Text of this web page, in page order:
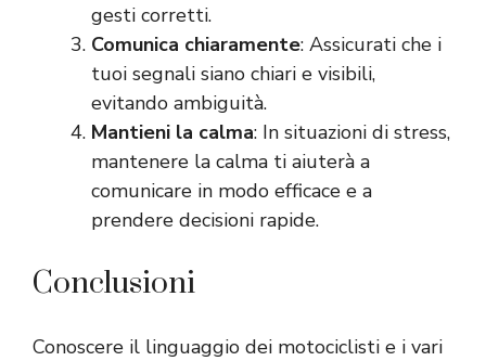
gesti corretti.
Comunica chiaramente: Assicurati che i
tuoi segnali siano chiari e visibili,
evitando ambiguità.
Mantieni la calma: In situazioni di stress,
mantenere la calma ti aiuterà a
comunicare in modo efficace e a
prendere decisioni rapide.
Conclusioni
Conoscere il linguaggio dei motociclisti e i vari